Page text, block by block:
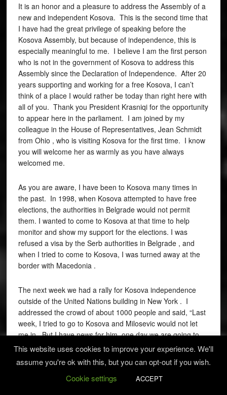
It is an honor and a pleasure to address the Assembly of a
new and independent Kosova. This is the second time that
I have had the great privilege of speaking before the
Kosova Assembly, but because of independence, this is
especially meaningful to me. I believe I am the first person
who is not in the government of Kosova to address this
Assembly since the Declaration of Independence. After 20
years supporting and working for a free Kosova, I can’t
think of a place I would rather be today than right here with
all of you. Thank you President Krasniqi for the opportunity
to appear here in the parliament. I am joined by my
colleague in the House of Representatives, Jean Schmidt
from Ohio , who is visiting Kosova for the first time. I know
you will welcome her as warmly as you have always
welcomed me.
As you are aware, I have been to Kosova many times in
the past. In 1998, when Kosova attempted to have free
elections, the authorities in Belgrade would not permit
them. I wanted to come to Kosova at that time to help
monitor and show my support for the elections. I was
refused a visa by the Serb authorities in Belgrade , and
when I tried to come to Kosova, I was turned away at the
border with Macedonia .
The next week we had a rally for Kosova independence
outside of the United Nations building in New York . I
addressed the crowd of about 1000 people and said, “Last
week, I tried to go to Kosova and Milosevic would not let
me in. But I have news for him, one day we are going to
be in a free and independent Kosova and we’re not going
Well, my friends, we are in a free and independent Kosova,
This website uses cookies to improve your experience. We'll
assume you're ok with this, but you can opt-out if you wish.
Cookie settings
ACCEPT